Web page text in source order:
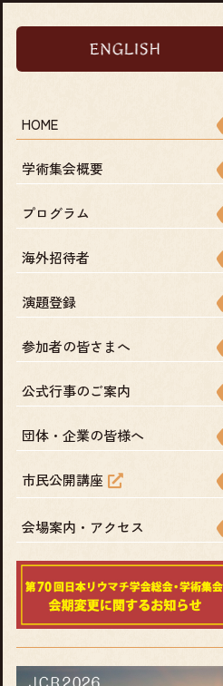
HOME
学術集会概要
プログラム
海外招待者
演題登録
参加者の皆さまへ
公式行事のご案内
団体・企業の皆様へ
市民公開講座
会場案内・アクセス